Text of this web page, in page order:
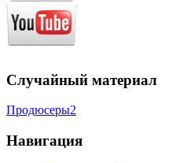
Случайный материал
Продюсеры2
Навигация